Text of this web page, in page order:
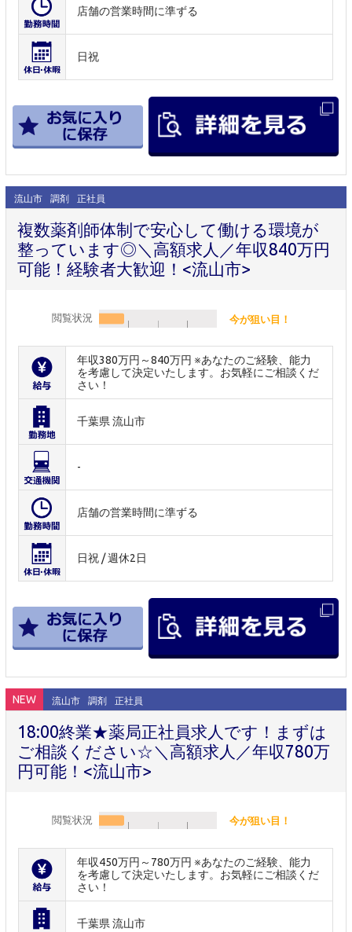
店舗の営業時間に準ずる
日祝
流山市 調剤 正社員
複数薬剤師体制で安心して働ける環境が
整っています◎＼高額求人／年収840万円
可能！経験者大歓迎！<流山市>
閲覧状況 今が狙い目！
年収380万円～840万円 ※あなたのご経験、能力
を考慮して決定いたします。お気軽にご相談くだ
さい！
千葉県 流山市
-
店舗の営業時間に準ずる
日祝 / 週休2日
NEW 流山市 調剤 正社員
18:00終業★薬局正社員求人です！まずは
ご相談ください☆＼高額求人／年収780万
円可能！<流山市>
閲覧状況 今が狙い目！
年収450万円～780万円 ※あなたのご経験、能力
を考慮して決定いたします。お気軽にご相談くだ
さい！
千葉県 流山市